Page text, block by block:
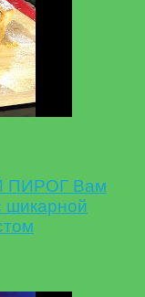
ПИРОГ Вам
шикарной